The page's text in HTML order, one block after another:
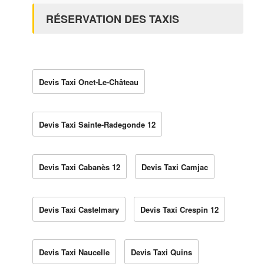
RÉSERVATION DES TAXIS
Devis Taxi Onet-Le-Château
Devis Taxi Sainte-Radegonde 12
Devis Taxi Cabanès 12 Devis Taxi Camjac
Devis Taxi Castelmary Devis Taxi Crespin 12
Devis Taxi Naucelle Devis Taxi Quins